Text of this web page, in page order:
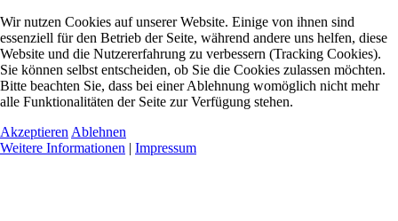
Wir nutzen Cookies auf unserer Website. Einige von ihnen sind
essenziell für den Betrieb der Seite, während andere uns helfen, diese
Website und die Nutzererfahrung zu verbessern (Tracking Cookies).
Sie können selbst entscheiden, ob Sie die Cookies zulassen möchten.
Bitte beachten Sie, dass bei einer Ablehnung womöglich nicht mehr
alle Funktionalitäten der Seite zur Verfügung stehen.
Akzeptieren Ablehnen
Weitere Informationen | Impressum